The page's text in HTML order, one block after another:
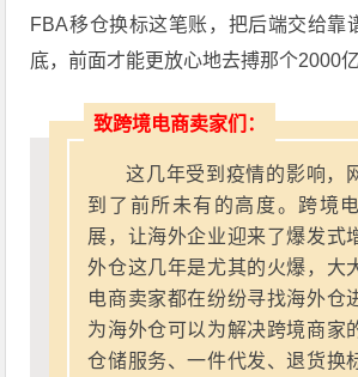
FBA移仓换标这笔账，把后端交给靠
底，前面才能更放心地去搏那个2000
致跨境电商卖家们：
这几年受到疫情的影响，
到了前所未有的高度。跨境
展，让海外企业迎来了爆发式
外仓这几年是尤其的火爆，大
电商卖家都在纷纷寻找海外仓
为海外仓可以为解决跨境商家
仓储服务、一件代发、退货换